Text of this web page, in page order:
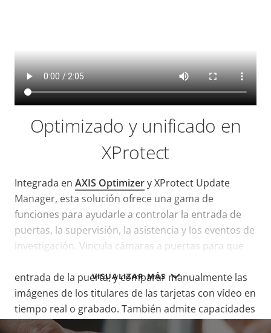
VISUALIZAR MÁS
Optimizado y unificado en
XProtect
Integrada en AXIS Optimizery XProtect Update
Manager, esta solución ofrece una gama de
funciones para ayudarle a controlar la entrada de
puertas, la supervisión, la asistencia y los eventos de
investigación. Vincula cámaras a puertas para que
entrada de la puerta, y comparar manualmente las
imágenes de los titulares de las tarjetas con vídeo en
tiempo real o grabado. También admite capacidades
adicionales de control de acceso, como la